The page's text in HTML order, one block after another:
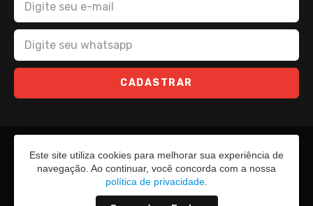
CADASTRAR
Este site utiliza cookies para melhorar sua experiência de
navegação. Ao continuar, você concorda com a nossa
política de privacidade